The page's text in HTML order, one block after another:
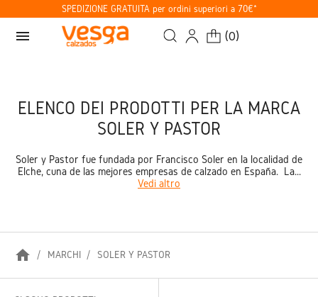
SPEDIZIONE GRATUITA per ordini superiori a 70€*
menu (0)
ELENCO DEI PRODOTTI PER LA MARCA
SOLER Y PASTOR
Soler y Pastor fue fundada por Francisco Soler en la localidad de
Elche, cuna de las mejores empresas de calzado en España. La...
Vedi altro
home MARCHI SOLER Y PASTOR